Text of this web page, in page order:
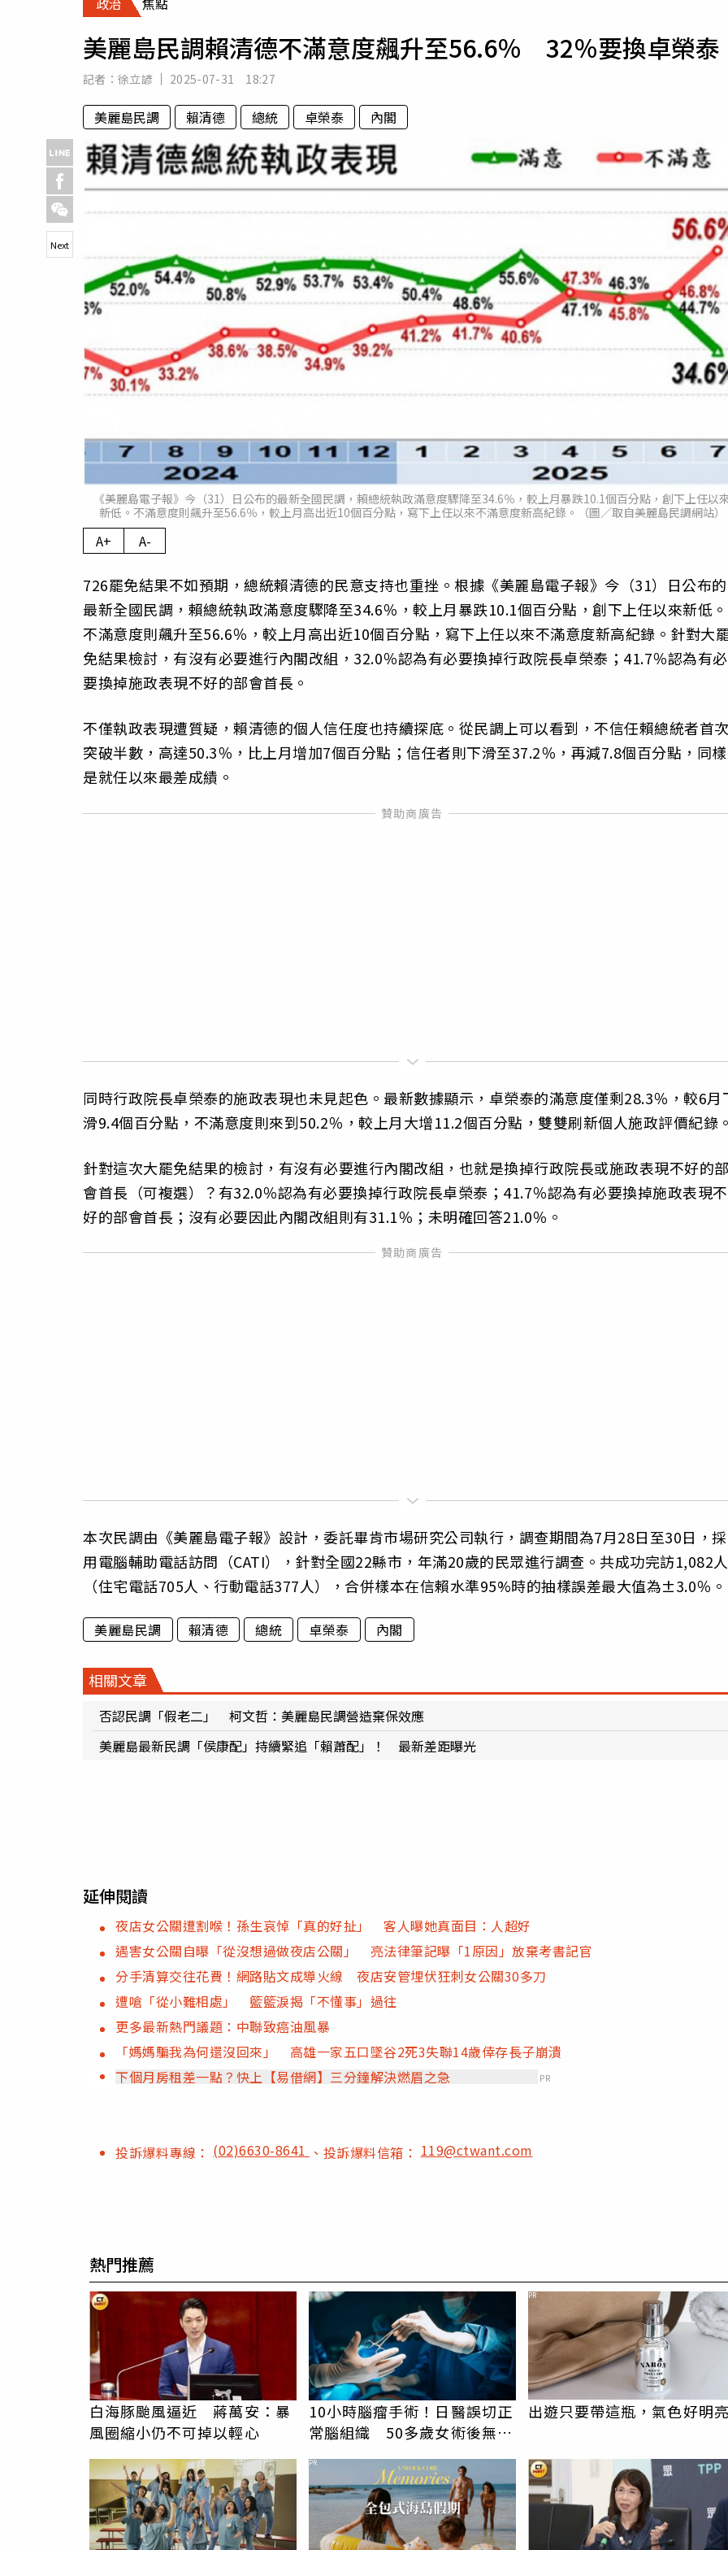
專欄
房產新勢力
運勢
美麗島民調賴清德不滿意度飆升至56.6％ 32％要換卓榮泰
記者： 徐立諺 2025-07-31 18:27
美麗島民調 賴清德 總統 卓榮泰 內閣
《美麗島電子報》今（31）日公布的最新全國民調，賴總統執政滿意度驟降至34.6％，較上月暴跌10.1個百分點，創下上任以
新低。不滿意度則飆升至56.6％，較上月高出近10個百分點，寫下上任以來不滿意度新高紀錄。（圖／取自美麗島民調網站）
Next
A+ A-
726罷免結果不如預期，總統賴清德的民意支持也重挫。根據《美麗島電子報》今（31）日公布的
最新全國民調，賴總統執政滿意度驟降至34.6％，較上月暴跌10.1個百分點，創下上任以來新低。
不滿意度則飆升至56.6％，較上月高出近10個百分點，寫下上任以來不滿意度新高紀錄。針對大
免結果檢討，有沒有必要進行內閣改組，32.0％認為有必要換掉行政院長卓榮泰；41.7％認為有必
要換掉施政表現不好的部會首長。
不僅執政表現遭質疑，賴清德的個人信任度也持續探底。從民調上可以看到，不信任賴總統者首
突破半數，高達50.3％，比上月增加7個百分點；信任者則下滑至37.2％，再減7.8個百分點，同樣
是就任以來最差成績。
同時行政院長卓榮泰的施政表現也未見起色。最新數據顯示，卓榮泰的滿意度僅剩28.3％，較6月
滑9.4個百分點，不滿意度則來到50.2％，較上月大增11.2個百分點，雙雙刷新個人施政評價紀錄
針對這次大罷免結果的檢討，有沒有必要進行內閣改組，也就是換掉行政院長或施政表現不好的
會首長（可複選）？有32.0％認為有必要換掉行政院長卓榮泰；41.7％認為有必要換掉施政表現不
好的部會首長；沒有必要因此內閣改組則有31.1％；未明確回答21.0％。
本次民調由《美麗島電子報》設計，委託畢肯市場研究公司執行，調查期間為7月28日至30日，採
用電腦輔助電話訪問（CATI），針對全國22縣市，年滿20歲的民眾進行調查。共成功完訪1,082人
（住宅電話705人、行動電話377人），合併樣本在信賴水準95%時的抽樣誤差最大值為±3.0％。
美麗島民調 賴清德 總統 卓榮泰 內閣
相關文章
否認民調「假老二」 柯文哲：美麗島民調營造棄保效應
美麗島最新民調「侯康配」持續緊追「賴蕭配」！ 最新差距曝光
延伸閱讀
夜店女公關遭割喉！孫生哀悼「真的好扯」 客人曝她真面目：人超好
遇害女公關自曝「從沒想過做夜店公關」 亮法律筆記曝「1原因」放棄考書記官
分手清算交往花費！網路貼文成導火線 夜店安管埋伏狂刺女公關30多刀
遭嗆「從小難相處」 籃籃淚揭「不懂事」過往
更多最新熱門議題：中聯致癌油風暴
「媽媽騙我為何還沒回來」 高雄一家五口墜谷2死3失聯14歲倖存長子崩潰
下個月房租差一點？快上【易借網】三分鐘解決燃眉之急
PR
投訴爆料專線： (02)6630-8641 、投訴爆料信箱：119@ctwant.com
熱門推薦
白海豚颱風逼近 蔣萬安：暴
風圈縮小仍不可掉以輕心
10小時腦瘤手術！日醫誤切正
常腦組織 50多歲女術後無法
出遊只要帶這瓶，氣色好明
PR
PR